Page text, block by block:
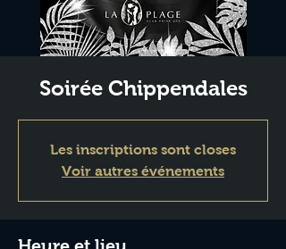
Soirée Chippendales
Les inscriptions sont closes
Voir autres événements